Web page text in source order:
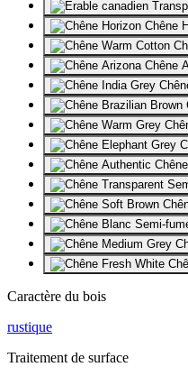
Chêne
Chêne
Caractère du bois
rustique
Traitement de surface